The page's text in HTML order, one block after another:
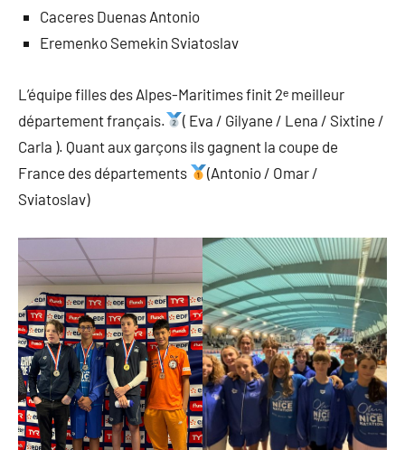
Caceres Duenas Antonio
Eremenko Semekin Sviatoslav
L’équipe filles des Alpes-Maritimes finit 2ᵉ meilleur
département français.
( Eva / Gilyane / Lena / Sixtine /
Carla ). Quant aux garçons ils gagnent la coupe de
France des départements
(Antonio / Omar /
Sviatoslav)